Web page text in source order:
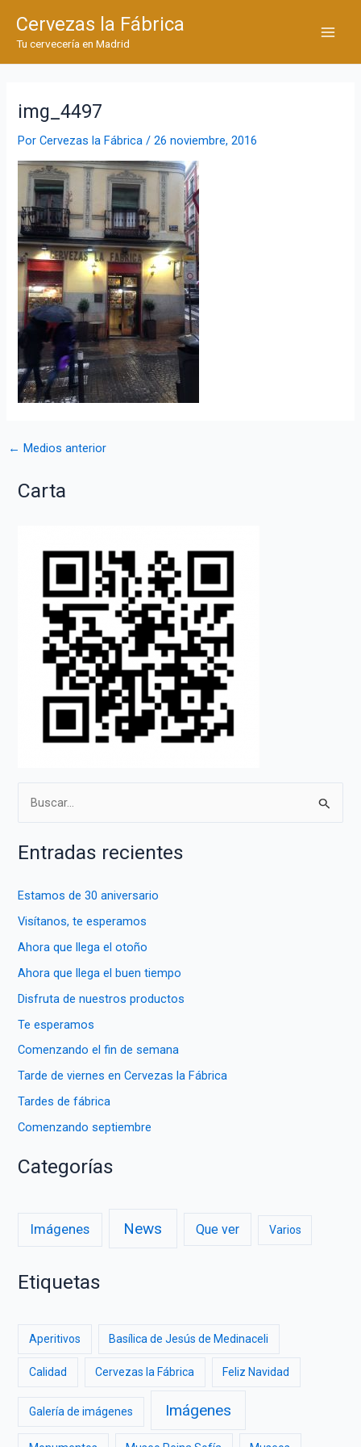
contenido
Cervezas la Fábrica
Tu cervecería en Madrid
img_4497
PorCervezas la Fábrica/26 noviembre, 2016
Navegación
entradas
← Medios anterior
Carta
c
r
:
Entradas recientes
Estamos de 30 aniversario
Visítanos, te esperamos
Ahora que llega el otoño
Ahora que llega el buen tiempo
Disfruta de nuestros productos
Te esperamos
Comenzando el fin de semana
Tarde de viernes en Cervezas la Fábrica
Tardes de fábrica
Comenzando septiembre
Categorías
Imágenes News Que ver Varios
Etiquetas
Aperitivos Basílica de Jesús de Medinaceli
Calidad Cervezas la Fábrica Feliz Navidad
Galería de imágenes Imágenes